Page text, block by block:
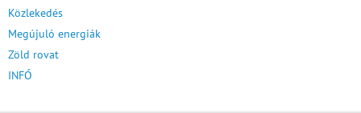
Közlekedés
Megújuló energiák
Zöld rovat
INFÓ